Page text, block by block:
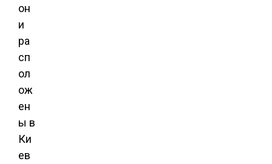
он
и
ра
сп
ол
ож
ен
ы в
Ки
ев